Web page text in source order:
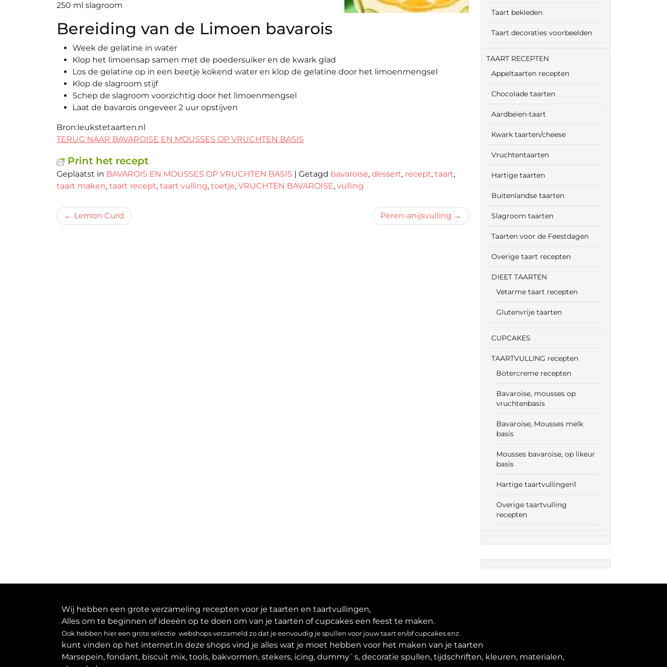
250 ml slagroom
Bereiding van de Limoen bavarois
Week de gelatine in water
Klop het limoensap samen met de poedersuiker en de kwark glad
Los de gelatine op in een beetje kokend water en klop de gelatine door het limoenmengsel
Klop de slagroom stijf
Schep de slagroom voorzichtig door het limoenmengsel
Laat de bavarois ongeveer 2 uur opstijven
Bron:leukstetaarten.nl
TERUG NAAR BAVAROISE EN MOUSSES OP VRUCHTEN BASIS
Print het recept
Geplaatst in BAVAROIS EN MOUSSES OP VRUCHTEN BASIS | Getagd bavaroise, dessert, recept, taart,
taart maken, taart recept, taart vulling, toetje, VRUCHTEN BAVAROISE, vulling
Bericht
Lemon Curd Peren-anijsvulling
Taart bekleden
Taart decoraties voorbeelden
TAART RECEPTEN
Appeltaarten recepten
Chocolade taarten
Aardbeien-taart
Kwark taarten/cheese
Vruchtentaarten
Hartige taarten
Buitenlandse taarten
Slagroom taarten
Taarten voor de Feestdagen
Overige taart recepten
DIEET TAARTEN
Vetarme taart recepten
Glutenvrije taarten
CUPCAKES
TAARTVULLING recepten
Botercreme recepten
Bavaroise, mousses op
vruchtenbasis
Bavaroise, Mousses melk
basis
Mousses bavaroise, op likeur
basis
Hartige taartvullingen1
Overige taartvulling
recepten
Wij hebben een grote verzameling recepten voor je taarten en taartvullingen,
Alles om te beginnen of ideeën op te doen om van je taarten of cupcakes een feest te maken.
Ook hebben hier een grote selectie webshops verzameld zo dat je eenvoudig je spullen voor jouw taart en/of cupcakes enz.
kunt vinden op het internet.In deze shops vind je alles wat je moet hebben voor het maken van je taarten
Marsepein, fondant, biscuit mix, tools, bakvormen, stekers, icing, dummy`s, decoratie spullen, tijdschriften, kleuren, materialen,